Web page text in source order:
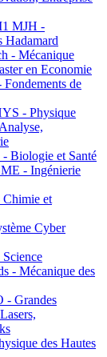
MJH -
Hadamard
- Mécanique
en Economie
de
- Physique
Biologie et Santé
- Ingénierie
et
Cyber
- Mécanique des
Grandes
des Hautes